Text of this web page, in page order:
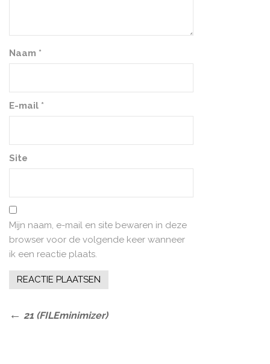
Naam *
E-mail *
Site
Mijn naam, e-mail en site bewaren in deze
browser voor de volgende keer wanneer
ik een reactie plaats.
Bericht
Previous
21 (FILEminimizer)